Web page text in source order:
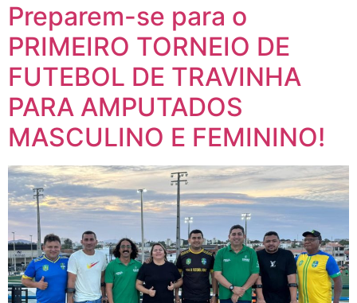
Preparem-se para o
PRIMEIRO TORNEIO DE
FUTEBOL DE TRAVINHA
PARA AMPUTADOS
MASCULINO E FEMININO!